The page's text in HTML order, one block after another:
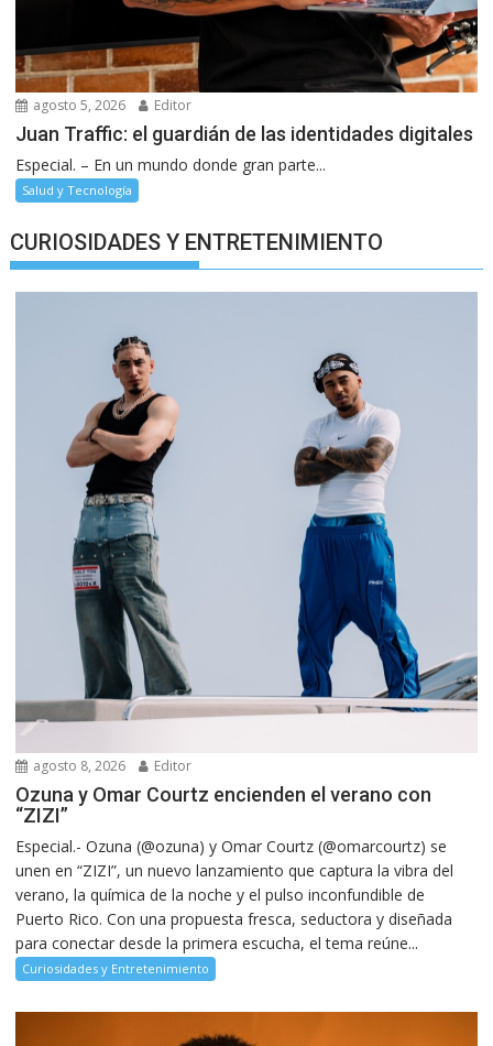
agosto 5, 2026 Editor
Juan Traffic: el guardián de las identidades digitales
Especial. – En un mundo donde gran parte...
Salud y Tecnología
CURIOSIDADES Y ENTRETENIMIENTO
agosto 8, 2026 Editor
Ozuna y Omar Courtz encienden el verano con
“ZIZI”
Especial.- Ozuna (@ozuna) y Omar Courtz (@omarcourtz) se
unen en “ZIZI”, un nuevo lanzamiento que captura la vibra del
verano, la química de la noche y el pulso inconfundible de
Puerto Rico. Con una propuesta fresca, seductora y diseñada
para conectar desde la primera escucha, el tema reúne...
Curiosidades y Entretenimiento